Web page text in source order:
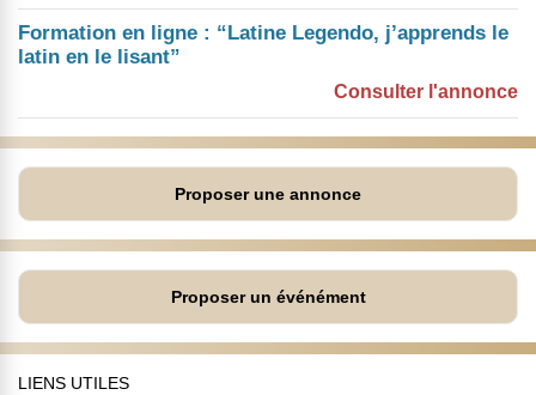
Formation en ligne : “Latine Legendo, j’apprends le
latin en le lisant”
Consulter l'annonce
Proposer une annonce
Proposer un événément
LIENS UTILES